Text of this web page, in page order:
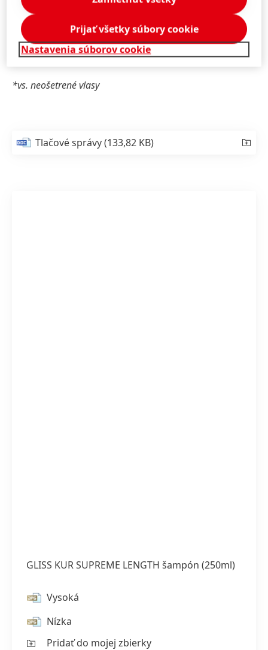
5,29 EUR/300 ml
Intenzívne opravuje poškodenia, zabraňuje suchosti a
krehkosti vlasov a dáva vlasom pružnosť
*vs. neošetrené vlasy
Tlačové správy(133,82 KB)
GLISS KUR SUPREME LENGTH šampón (250ml)
Vysoká
Nízka
Pridať do mojej zbierky
Nastavenia súborov cookie
Prijať všetky súbory cookie